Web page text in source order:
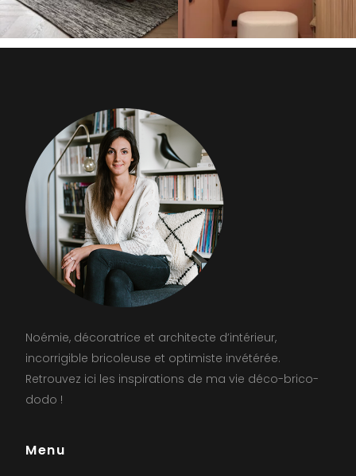
Noémie, décoratrice et architecte d’intérieur,
incorrigible bricoleuse et optimiste invétérée.
Retrouvez ici les inspirations de ma vie déco-brico-
dodo !
Menu